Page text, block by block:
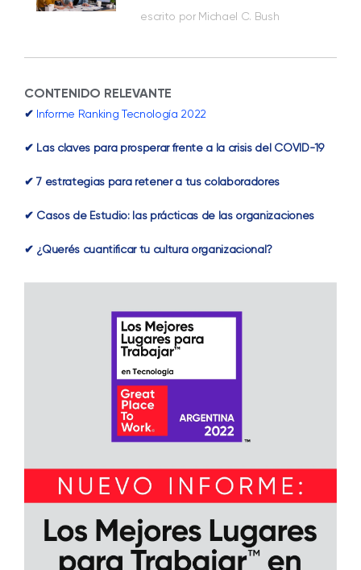
escrito por Michael C. Bush
CONTENIDO RELEVANTE
✔ Informe Ranking Tecnología 2022
✔ Las claves para prosperar frente a la crisis del COVID-19
✔ 7 estrategias para retener a tus colaboradores
✔ Casos de Estudio: las prácticas de las organizaciones
✔ ¿Querés cuantificar tu cultura organizacional?